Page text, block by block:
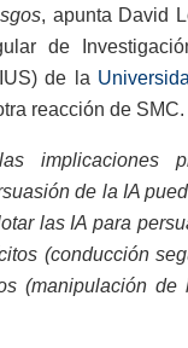
, apunta David
de
de la
reacción de SMC.
las implicaciones
de la IA
las IA para
(conducción
(manipulación de